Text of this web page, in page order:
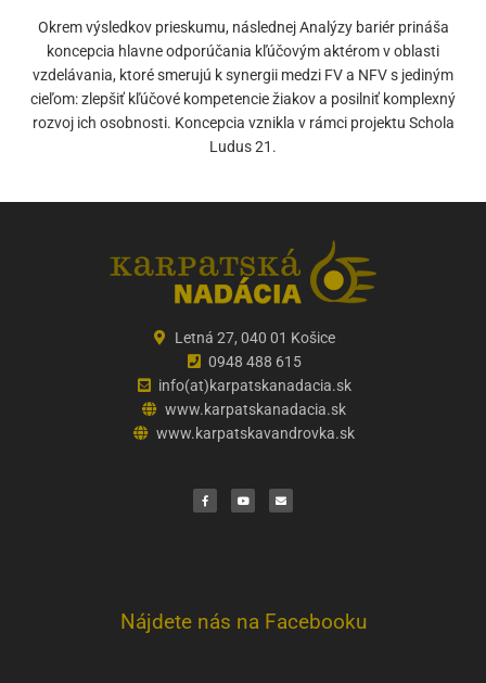
Okrem výsledkov prieskumu, následnej Analýzy bariér prináša
koncepcia hlavne odporúčania kľúčovým aktérom v oblasti
vzdelávania, ktoré smerujú k synergii medzi FV a NFV s jediným
cieľom: zlepšiť kľúčové kompetencie žiakov a posilniť komplexný
rozvoj ich osobnosti. Koncepcia vznikla v rámci projektu Schola
Ludus 21.
Letná 27, 040 01 Košice
0948 488 615
info(at)karpatskanadacia.sk
www.karpatskanadacia.sk
www.karpatskavandrovka.sk
c
e
b
u
t
u
v
e
l
Nájdete nás na Facebooku